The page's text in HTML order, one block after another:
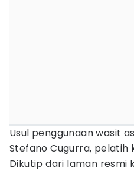
Usul penggunaan wasit
Stefano Cugurra, pelatih
Dikutip dari laman resmi